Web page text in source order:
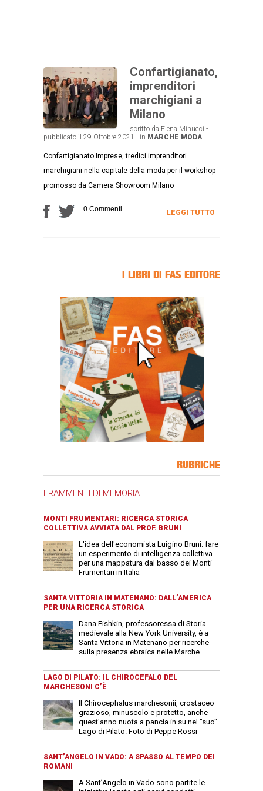
Confartigianato,
imprenditori
marchigiani a
Milano
scritto da Elena Minucci -
pubblicato il 29 Ottobre 2021 - in MARCHE MODA
Confartigianato Imprese, tredici imprenditori
marchigiani nella capitale della moda per il workshop
promosso da Camera Showroom Milano
0 Commenti LEGGI TUTTO
I LIBRI DI FAS EDITORE
RUBRICHE
FRAMMENTI DI MEMORIA
MONTI FRUMENTARI: RICERCA STORICA
COLLETTIVA AVVIATA DAL PROF. BRUNI
L'idea dell'economista Luigino Bruni: fare
un esperimento di intelligenza collettiva
per una mappatura dal basso dei Monti
Frumentari in Italia
SANTA VITTORIA IN MATENANO: DALL’AMERICA
PER UNA RICERCA STORICA
Dana Fishkin, professoressa di Storia
medievale alla New York University, è a
Santa Vittoria in Matenano per ricerche
sulla presenza ebraica nelle Marche
LAGO DI PILATO: IL CHIROCEFALO DEL
MARCHESONI C’È
Il Chirocephalus marchesonii, crostaceo
grazioso, minuscolo e protetto, anche
quest'anno nuota a pancia in su nel "suo"
Lago di Pilato. Foto di Peppe Rossi
SANT’ANGELO IN VADO: A SPASSO AL TEMPO DEI
ROMANI
A Sant’Angelo in Vado sono partite le